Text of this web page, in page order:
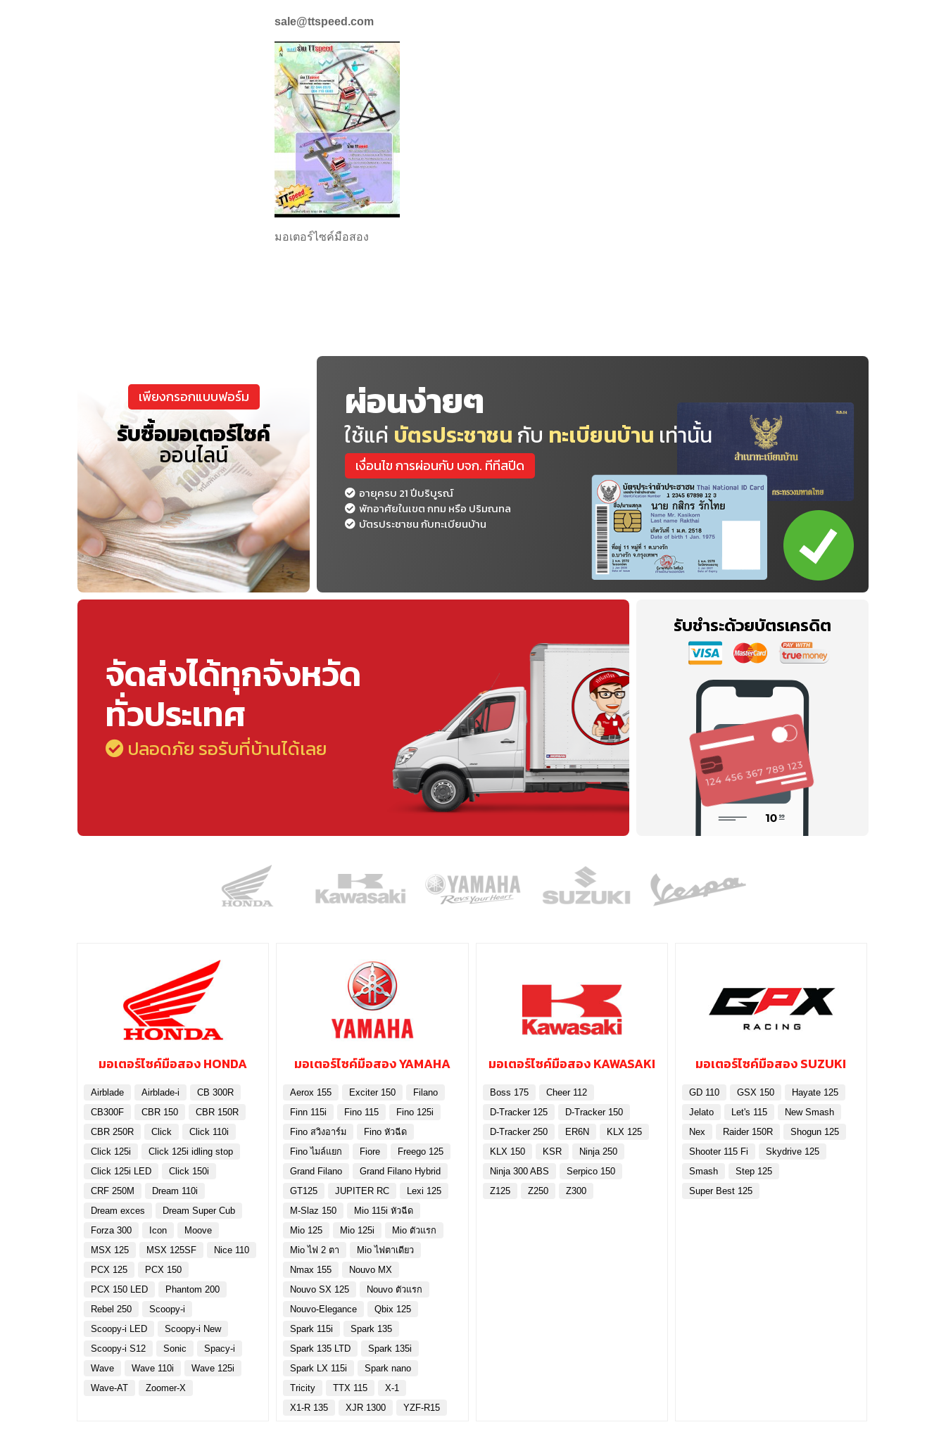
sale@ttspeed.com
มอเตอร์ไซค์มือสอง
เพียงกรอกแบบฟอร์ม
รับซื้อมอเตอร์ไซค์
ออนไลน์
ผ่อนง่ายๆ
ใช้แค่ บัตรประชาชน กับ ทะเบียนบ้าน เท่านั้น
เงื่อนไข การผ่อนกับ บจก. ทีทีสปีด
อายุครบ 21 ปีบริบูรณ์
พักอาศัยในเขต กทม หรือ ปริมณทล
บัตรประชาชน กับทะเบียนบ้าน
จัดส่งได้ทุกจังหวัด
ทั่วประเทศ
ปลอดภัย รอรับที่บ้านได้เลย
รับชำระด้วยบัตรเครดิต
มอเตอร์ไซค์มือสอง HONDA
Airblade Airblade-i
CB 300R
CB300F
CBR 150
CBR 150R
CBR 250R
Click
Click 110i
Click 125i
Click 125i idling stop
Click 125i LED
Click 150i
CRF 250M
Dream 110i
Dream exces
Dream Super Cub
Forza 300
Icon
Moove
MSX 125
MSX 125SF
Nice 110
PCX 125
PCX 150
PCX 150 LED
Phantom 200
Rebel 250
Scoopy-i
Scoopy-i LED
Scoopy-i New
Scoopy-i S12
Sonic
Spacy-i
Wave
Wave 110i
Wave 125i
Wave-AT
Zoomer-X
มอเตอร์ไซค์มือสอง YAMAHA
Aerox 155 Exciter 150
Filano
Finn 115i
Fino 115
Fino 125i
Fino สวิงอาร์ม
Fino หัวฉีด
Fino ไมล์แยก
Fiore
Freego 125
Grand Filano
Grand Filano Hybrid
GT125
JUPITER RC
Lexi 125
M-Slaz 150
Mio 115i หัวฉีด
Mio 125
Mio 125i
Mio ตัวแรก
Mio ไฟ 2 ตา
Mio ไฟตาเดียว
Nmax 155
Nouvo MX
Nouvo SX 125
Nouvo ตัวแรก
Nouvo-Elegance
Qbix 125
Spark 115i
Spark 135
Spark 135 LTD
Spark 135i
Spark LX 115i
Spark nano
Tricity
TTX 115
X-1
X1-R 135
XJR 1300 YZF-R15
มอเตอร์ไซค์มือสอง KAWASAKI
Boss 175
Cheer 112
D-Tracker 125
D-Tracker 150
D-Tracker 250
ER6N
KLX 125
KLX 150
KSR
Ninja 250
Ninja 300 ABS
Serpico 150
Z125
Z250 Z300
มอเตอร์ไซค์มือสอง SUZUKI
GD 110 GSX 150
Hayate 125
Jelato
Let's 115
New Smash
Nex
Raider 150R
Shogun 125
Shooter 115 Fi
Skydrive 125
Smash
Step 125
Super Best 125